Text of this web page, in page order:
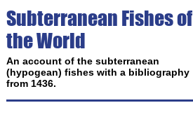
Subterranean Fishes of
the World
An account of the subterranean
(hypogean) fishes with a bibliography
from 1436.